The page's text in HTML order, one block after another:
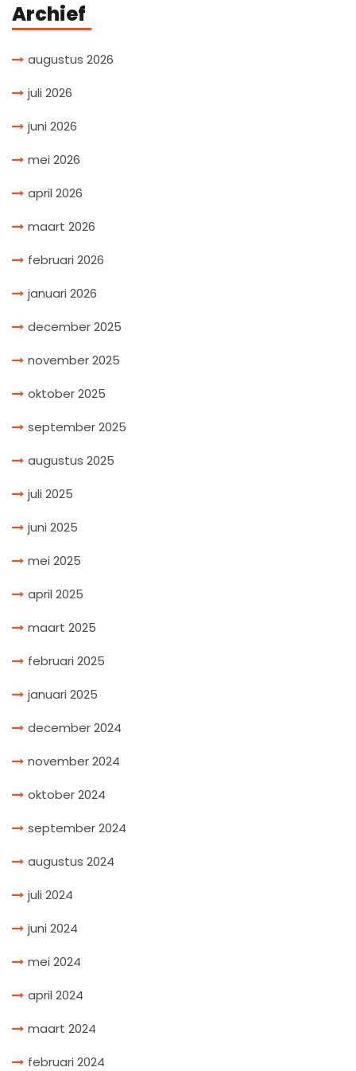
Archief
augustus 2026
juli 2026
juni 2026
mei 2026
april 2026
maart 2026
februari 2026
januari 2026
december 2025
november 2025
oktober 2025
september 2025
augustus 2025
juli 2025
juni 2025
mei 2025
april 2025
maart 2025
februari 2025
januari 2025
december 2024
november 2024
oktober 2024
september 2024
augustus 2024
juli 2024
juni 2024
mei 2024
april 2024
maart 2024
februari 2024